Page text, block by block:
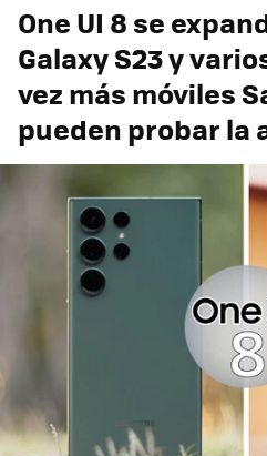
One UI 8 se
Galaxy S23 y
vez más móviles
pueden probar la